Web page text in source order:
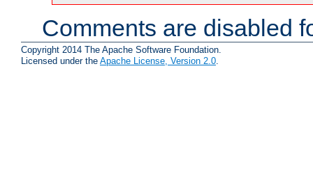
Comments are disabled
Copyright 2014 The Apache Software Foundation.
Licensed under the Apache License, Version 2.0